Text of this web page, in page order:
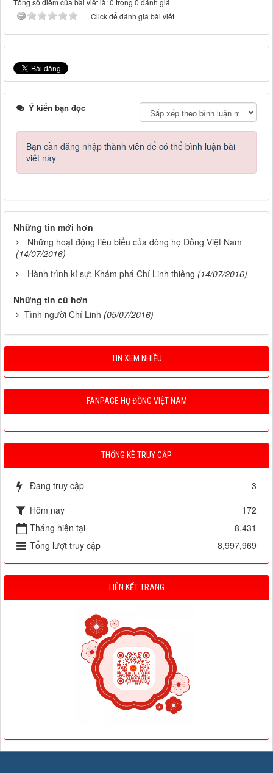
Tổng số điểm của bài viết là: 0 trong 0 đánh giá
Click để đánh giá bài viết
Ý kiến bạn đọc
Bạn cần đăng nhập thành viên để có thể bình luận bài
viết này
Những tin mới hơn
Những hoạt động tiêu biểu của dòng họ Đồng Việt Nam
(14/07/2016)
Hành trình kí sự: Khám phá Chí Linh thiêng (14/07/2016)
Những tin cũ hơn
Tình người Chí Linh (05/07/2016)
TIN XEM NHIỀU
FANPAGE HỌ ĐỒNG VIỆT NAM
THỐNG KÊ TRUY CẬP
Đang truy cập
3
Hôm nay
172
Tháng hiện tại
8,431
Tổng lượt truy cập
8,997,969
LIÊN KẾT TRANG